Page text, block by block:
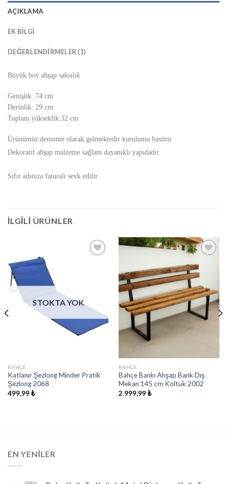
AÇIKLAMA
EK BILGI
DEĞERLENDIRMELER (1)
Büyük boy ahşap saksılık
Genişlik: 74 cm
Derinlik: 29 cm
Toplam yükseklik:32 cm
Ürünümüz demonte olarak gelmektedir kurulumu basittir
Dekoratif ahşap malzeme sağlam dayanıklı yapıdadır
Sıfır adınıza faturalı sevk edilir
İLGILI ÜRÜNLER
STOKTA YOK
BAHÇE
Katlanır Şezlong Minder Pratik
Şezlong 2068
499,99₺
Listeme
Ekle
BAHÇE
Bahçe Bankı Ahşap Bank Dış
Mekan 145 cm Koltuk 2002
2.999,99₺
EN YENILER